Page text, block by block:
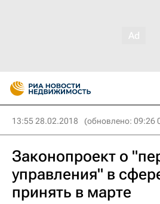
13:55 28.02.2018 (обновлено: 09:26
Законопроект о
управления" в
принять в марте